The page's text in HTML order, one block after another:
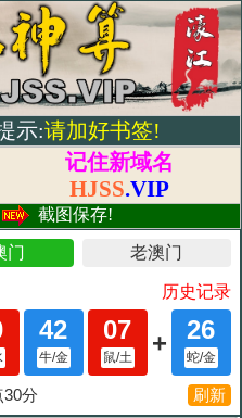
示:请加好书签!
记住新域名
HJSS.VIP
截图保存!